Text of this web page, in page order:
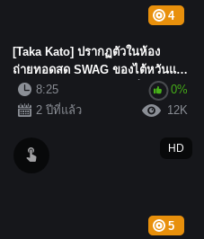
4
[Taka Kato] ปรากฏตัวในห้อง
ถ่ายทอดสด SWAG ของไต้หวันและ
การถ่ายทำ AV ในสถานที่สอนการ...
8:25
0%
2 ปีที่แล้ว
12K
5
HD